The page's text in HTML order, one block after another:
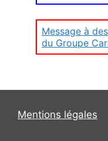
Message à
du Groupe
Mentions légales